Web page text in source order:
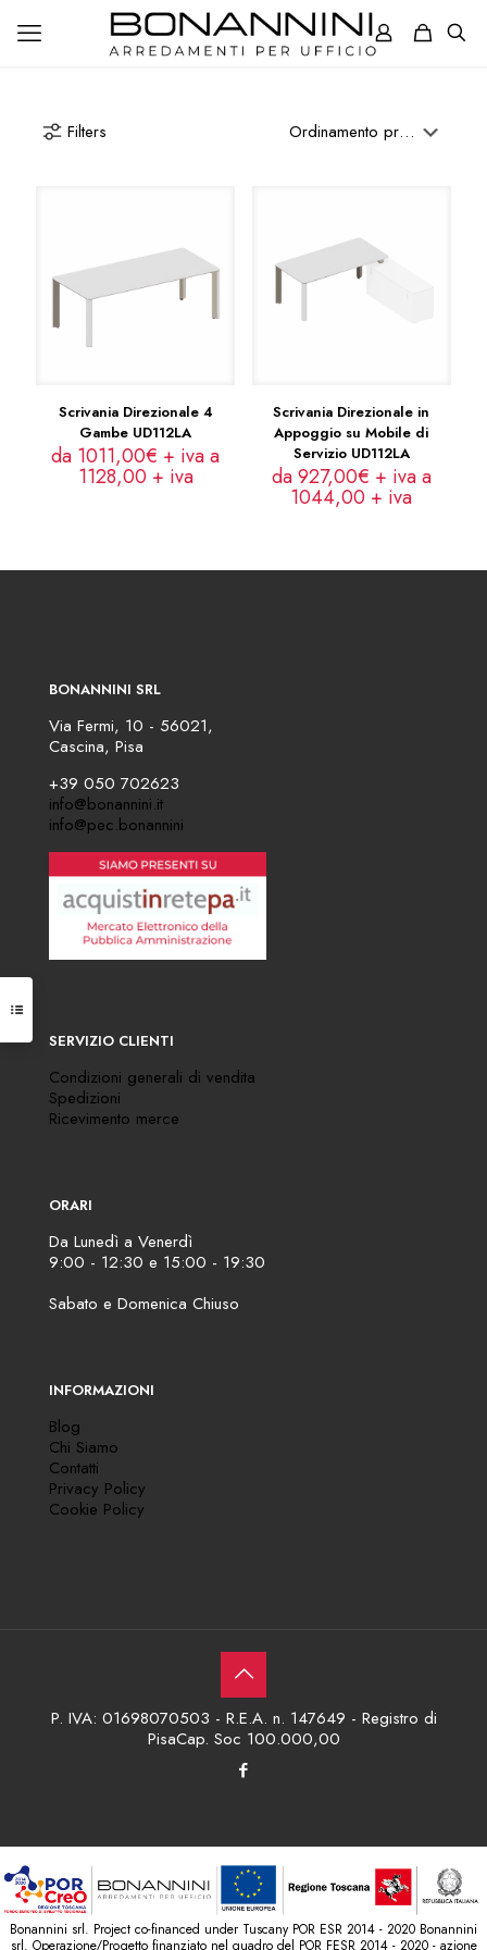
Filters
Scrivania Direzionale 4
Gambe UD112LA
da 1011,00€ + iva a
1128,00 + iva
Scrivania Direzionale in
Appoggio su Mobile di
Servizio UD112LA
da 927,00€ + iva a
1044,00 + iva
BONANNINI SRL
Via Fermi, 10 - 56021,
Cascina, Pisa
+39 050 702623
info@bonannini.it
info@pec.bonannini
SERVIZIO CLIENTI
Condizioni generali di vendita
Spedizioni
Ricevimento merce
ORARI
Da Lunedì a Venerdì
9:00 - 12:30 e 15:00 - 19:30
Sabato e Domenica Chiuso
INFORMAZIONI
Blog
Chi Siamo
Contatti
Privacy Policy
Cookie Policy
P. IVA: 01698070503 - R.E.A. n. 147649 - Registro di
PisaCap. Soc 100.000,00
Bonannini srl. Project co-financed under Tuscany POR ESR 2014 - 2020 Bonannini
srl. Operazione/Progetto finanziato nel quadro del POR FESR 2014 - 2020 - azione